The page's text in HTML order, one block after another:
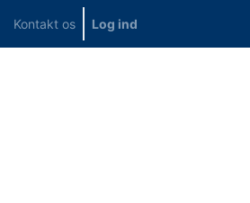
Kontakt os Log ind